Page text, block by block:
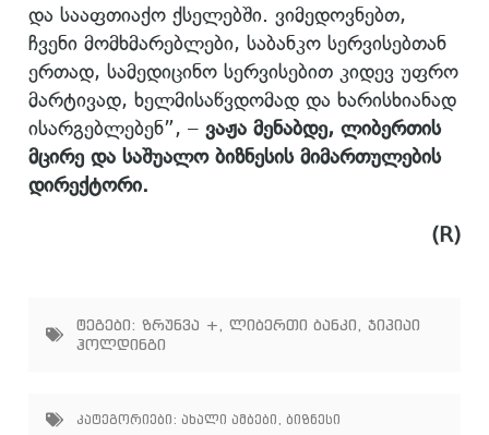
და სააფთიაქო ქსელებში. ვიმედოვნებთ,
ჩვენი მომხმარებლები, საბანკო სერვისებთან
ერთად, სამედიცინო სერვისებით კიდევ უფრო
მარტივად, ხელმისაწვდომად და ხარისხიანად
ისარგებლებენ”, – ვაჟა მენაბდე, ლიბერთის
მცირე და საშუალო ბიზნესის მიმართულების
დირექტორი.
(R)
ტეგები: ზრუნვა + ლიბერთი ბანკი
ჯიპიაი
ჰოლდინგი
კატეგორიები: ახალი ამბები , ბიზნესი